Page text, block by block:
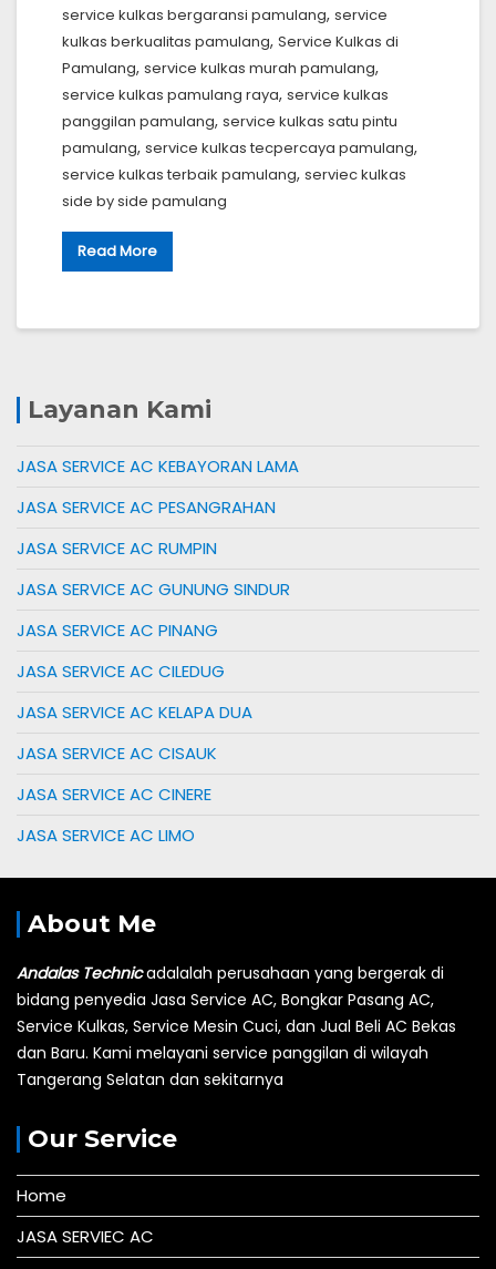
service kulkas bergaransi pamulang, service
kulkas berkualitas pamulang, Service Kulkas di
Pamulang, service kulkas murah pamulang,
service kulkas pamulang raya, service kulkas
panggilan pamulang, service kulkas satu pintu
pamulang, service kulkas tecpercaya pamulang,
service kulkas terbaik pamulang, serviec kulkas
side by side pamulang
Read More
Layanan Kami
JASA SERVICE AC KEBAYORAN LAMA
JASA SERVICE AC PESANGRAHAN
JASA SERVICE AC RUMPIN
JASA SERVICE AC GUNUNG SINDUR
JASA SERVICE AC PINANG
JASA SERVICE AC CILEDUG
JASA SERVICE AC KELAPA DUA
JASA SERVICE AC CISAUK
JASA SERVICE AC CINERE
JASA SERVICE AC LIMO
About Me
Andalas Technicadalalah perusahaan yang bergerak di
bidang penyedia Jasa Service AC, Bongkar Pasang AC,
Service Kulkas, Service Mesin Cuci, dan Jual Beli AC Bekas
dan Baru. Kami melayani service panggilan di wilayah
Tangerang Selatan dan sekitarnya
Our Service
Home
JASA SERVIEC AC